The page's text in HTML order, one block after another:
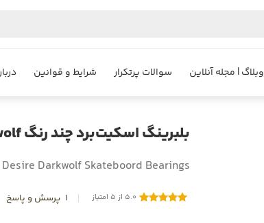
وبلاگ | مجله آنلاین سوالات پرتکرار شرایط و قوانین
بلبرینگ اسکیت‌برد چند رنگ Darkwolf
Desire Darkwolf Skateboord Bearings
5.0 از 5 امتیاز 1 پرسش و پاسخ